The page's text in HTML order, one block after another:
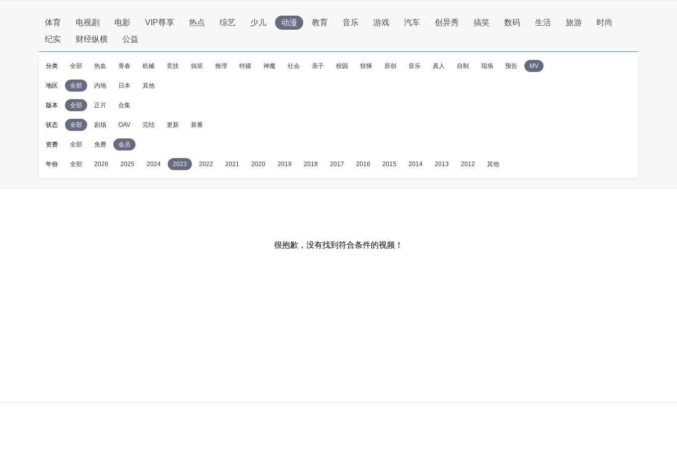
体育 电视剧 电影 VIP尊享 热点 综艺 少儿 动漫 教育 音乐 游戏 汽车 创异秀 搞笑 数码 生活 旅游
时尚
纪实
财经纵横 公益
分类 全部 热血 青春 机械 竞技 搞笑 推理 特摄 神魔 社会 亲子 校园 惊悚 原创 音乐 真人 自制 现场 预告 MV
地区 全部 内地 日本 其他
版本 全部 正片 合集
状态 全部 剧场 OAV 完结 更新 新番
资费 全部 免费 会员
年份 全部 2026 2025 2024 2023 2022 2021 2020 2019 2018 2017 2016 2015 2014 2013 2012 其他
很抱歉，没有找到符合条件的视频！